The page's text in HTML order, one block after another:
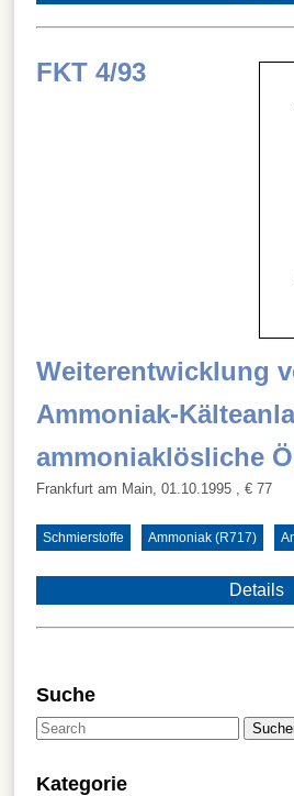
FKT 4/93
Weiterentwicklung
Ammoniak-
ammoniaklösliche
Frankfurt am Main, 01.10.1995 , € 77
Schmierstoffe Ammoniak (R717)
Details
Suche
Kategorie